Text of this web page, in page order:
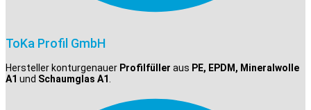
ToKa Profil GmbH
Hersteller konturgenauer Profilfüller aus PE, EPDM, Mineralwolle
A1 und Schaumglas A1